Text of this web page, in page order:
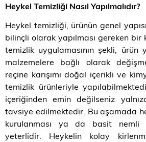
Heykel Temizliği Nasıl Yapılmalıdır?
Heykel temizliği, ürünün genel
bilinçli olarak yapılması gereken
temizlik uygulamasının şekli, ürün
malzemelere bağlı olarak
reçine karışımı doğal içerikli ve
temizlik ürünleriyle
içeriğinden emin değilseniz
tavsiye edilmektedir. Bu aşamada
kurulanması ya da basit nemli
yeterlidir. Heykelin kolay